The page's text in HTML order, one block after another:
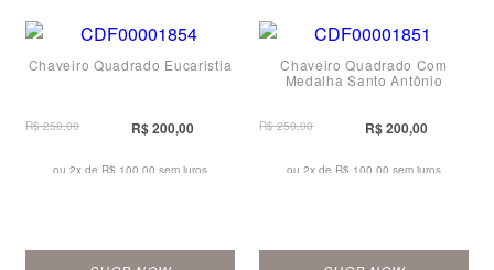
Chaveiro Quadrado Eucaristia
R$ 250,00 R$ 200,00
ou 2x de R$ 100,00 sem juros
Chaveiro Quadrado Com
Medalha Santo Antônio
R$ 250,00 R$ 200,00
ou 2x de R$ 100,00 sem juros